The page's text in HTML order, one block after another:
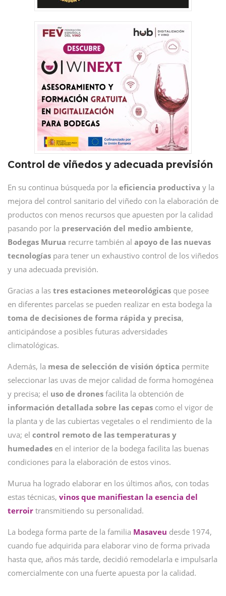
Control de viñedos y adecuada previsión
En su continua búsqueda por la eficiencia productiva y la
mejora del control sanitario del viñedo con la elaboración de
productos con menos recursos que apuesten por la calidad
pasando por la preservación del medio ambiente,
Bodegas Murua recurre también al apoyo de las nuevas
tecnologías para tener un exhaustivo control de los viñedos
y una adecuada previsión.
Gracias a las tres estaciones meteorológicas que posee
en diferentes parcelas se pueden realizar en esta bodega la
toma de decisiones de forma rápida y precisa,
anticipándose a posibles futuras adversidades
climatológicas.
Además, la mesa de selección de visión óptica permite
seleccionar las uvas de mejor calidad de forma homogénea
y precisa; el uso de drones facilita la obtención de
información detallada sobre las cepas como el vigor de
la planta y de las cubiertas vegetales o el rendimiento de la
uva; el control remoto de las temperaturas y
humedades en el interior de la bodega facilita las buenas
condiciones para la elaboración de estos vinos.
Murua ha logrado elaborar en los últimos años, con todas
estas técnicas, vinos que manifiestan la esencia del
terroir transmitiendo su personalidad.
La bodega forma parte de la familia Masaveu desde 1974,
cuando fue adquirida para elaborar vino de forma privada
hasta que, años más tarde, decidió remodelarla e impulsarla
comercialmente con una fuerte apuesta por la calidad.